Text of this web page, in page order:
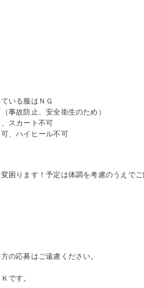
いる服はＮＧ
事故防止、安全衛生のため）
スカート不可
、ハイヒール不可
困ります！予定は体調を考慮のうえで
の応募はご遠慮ください。
です。